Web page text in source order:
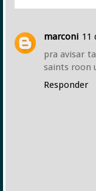
marconi 11
pra avisar
saints roon
Responder